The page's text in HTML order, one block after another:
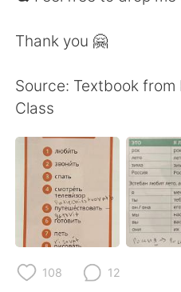
Thank you 🤗
Source: Textbook from
Class
108 12